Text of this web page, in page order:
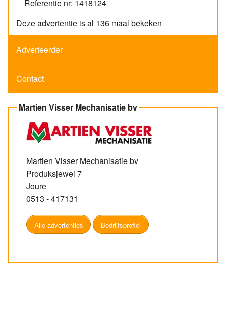
Referentie nr: 1418124
Deze advertentie is al 136 maal bekeken
Adverteerder
Contact
Martien Visser Mechanisatie bv
Martien Visser Mechanisatie bv
Produksjewei 7
Joure
0513 - 417131
Alle advertenties Bedrijfsprofiel